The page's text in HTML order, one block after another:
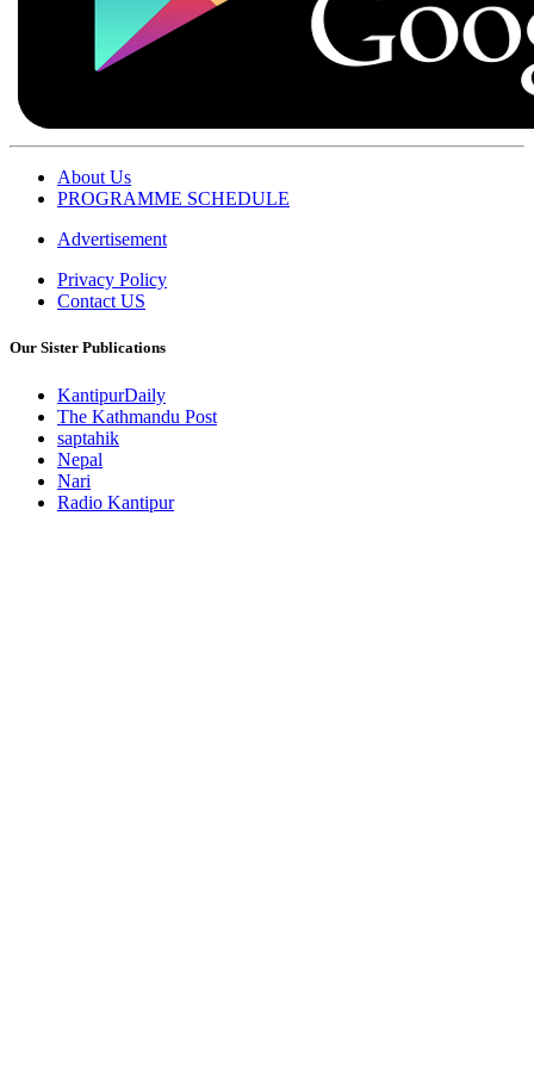
About Us
PROGRAMME SCHEDULE
Advertisement
Privacy Policy
Contact US
Our Sister Publications
KantipurDaily
The Kathmandu Post
saptahik
Nepal
Nari
Radio Kantipur